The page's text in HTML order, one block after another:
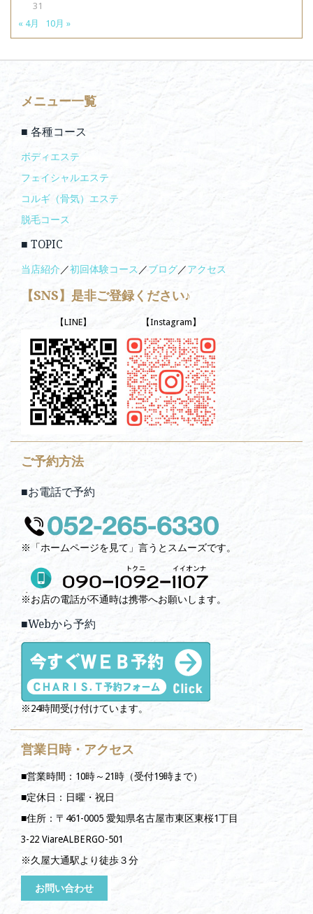
31
« 4月
10月 »
メニュー一覧
■ 各種コース
ボディエステ
フェイシャルエステ
コルギ（骨気）エステ
脱毛コース
■ TOPIC
当店紹介／初回体験コース ／ブログ／アクセス
【SNS】是非ご登録ください♪
【LINE】 【Instagram】
ご予約方法
■お電話で予約
※「ホームページを見て」言うとスムーズです。
※お店の電話が不通時は携帯へお願いします。
■Webから予約
※24時間受け付けています。
営業日時・アクセス
■営業時間：10時～21時（受付19時まで）
■定休日：日曜・祝日
■住所：〒461-0005 愛知県名古屋市東区東桜1丁目
3-22 ViareALBERGO-501
※久屋大通駅より徒歩３分
お問い合わせ